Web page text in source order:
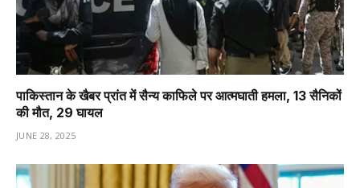
पाकिस्तान के खैबर प्रांत में सैन्य काफिले पर आत्मघाती हमला, 13 सैनिकों
की मौत, 29 घायल
JUNE 28, 2025